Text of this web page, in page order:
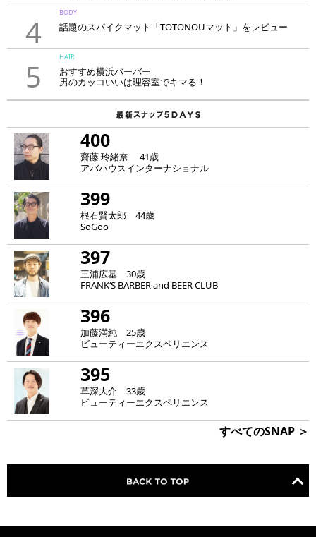
4
BODY
話題のスパイクマット「TOTONOUマット」をレビュー
5
HAIR
おすすめ横浜バーバー
男のカッコいいは理容室でキマる！
400
齋藤 玲緒奈 41歳
アバハウスインターナショナル
399
根石賢太郎 44歳
SoGoo
397
三浦広基 30歳
FRANK‘S BARBER and BEER CLUB
396
加藤満純 25歳
ビューティーエクスペリエンス
395
草深大介 33歳
ビューティーエクスペリエンス
すべてのSNAP ＞